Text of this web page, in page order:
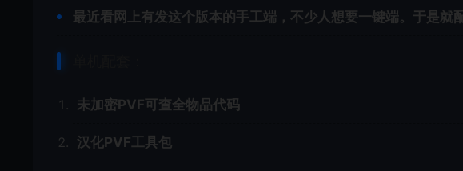
最近看网上有发这个版本的手工端，不少人想要一键端。于是就
未加密PVF可查全物品代码
汉化PVF工具包